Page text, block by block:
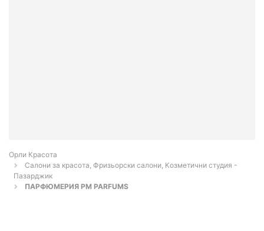
Орли Красота
Салони за красота, Фризьорски салони, Козметични студия -
Пазарджик
ПАРФЮМЕРИЯ PM PARFUMS